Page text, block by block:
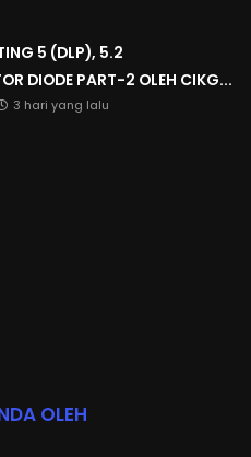
5 (DLP), 5.2
DIODE PART-2 OLEH CIKG...
3 hari yang lalu
OLEH